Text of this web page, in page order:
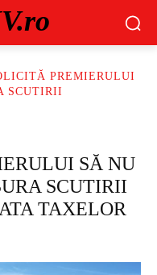
PREMIERULUI
SCUTIRII
SĂ NU
SCUTIRII
TAXELOR